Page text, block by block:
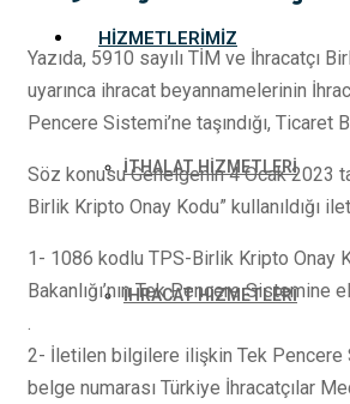
HIZMETLERIMIZ
İTHALAT HİZMETLERİ
İHRACAT HİZMETLERİ
Yazıda, 5910 sayılı TİM ve İhracatçı
uyarınca ihracat beyannamelerinin
Pencere Sistemi’ne taşındığı, Ticaret
Söz konusu Genelgenin 4 Ocak 2023
Birlik Kripto Onay Kodu” kullanıldığı
1- 1086 kodlu TPS-Birlik Kripto Onay
Bakanlığı’nın Tek Pencere
.
2- İletilen bilgilere ilişkin Tek Pencere
belge numarası Türkiye İhracatçılar